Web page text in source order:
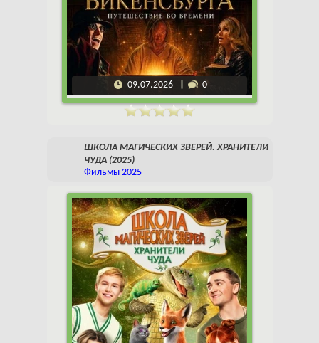
09.07.2026 0
ШКОЛА МАГИЧЕСКИХ ЗВЕРЕЙ. ХРАНИТЕЛИ
ЧУДА (2025)
Фильмы 2025